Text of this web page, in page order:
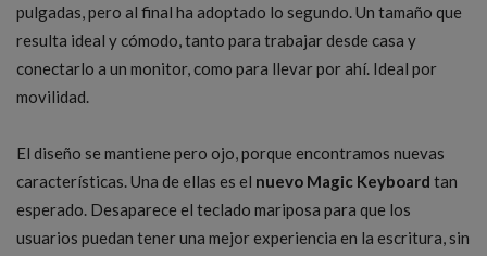
pulgadas, pero al final ha adoptado lo segundo. Un tamaño que
resulta ideal y cómodo, tanto para trabajar desde casa y
conectarlo a un monitor, como para llevar por ahí. Ideal por
movilidad.
El diseño se mantiene pero ojo, porque encontramos nuevas
características. Una de ellas es el nuevo Magic Keyboard tan
esperado. Desaparece el teclado mariposa para que los
usuarios puedan tener una mejor experiencia en la escritura, sin